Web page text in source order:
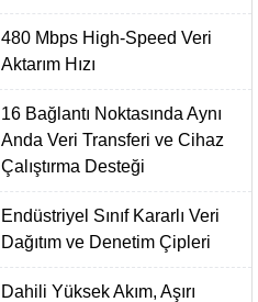
480 Mbps High-Speed Veri
Aktarım Hızı
16 Bağlantı Noktasında Aynı
Anda Veri Transferi ve Cihaz
Çalıştırma Desteği
Endüstriyel Sınıf Kararlı Veri
Dağıtım ve Denetim Çipleri
Dahili Yüksek Akım, Aşırı